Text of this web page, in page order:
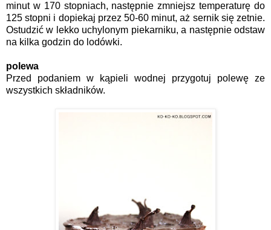
minut w 170 stopniach, następnie zmniejsz temperaturę do
125 stopni i dopiekaj przez 50-60 minut, aż sernik się zetnie.
Ostudzić w lekko uchylonym piekarniku, a następnie odstaw
na kilka godzin do lodówki.
polewa
Przed podaniem w kąpieli wodnej przygotuj polewę ze
wszystkich składników.